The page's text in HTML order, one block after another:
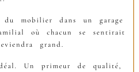
mobilier dans un garage
où chacun se sentirait
grand.
Un primeur de qualité,